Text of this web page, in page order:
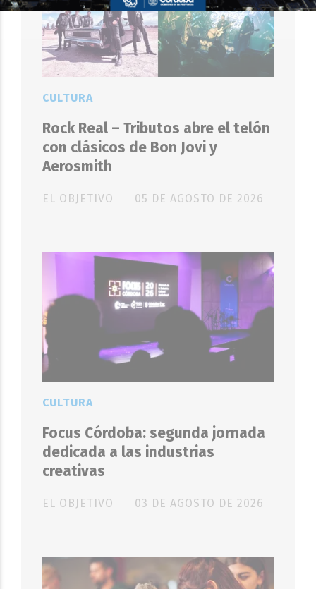
Rock Real – Tributos abre el telón
con clásicos de Bon Jovi y
Aerosmith
EL OBJETIVO
CULTURA
05 DE AGOSTO DE 2026
Focus Córdoba: segunda jornada
dedicada a las industrias
creativas
EL OBJETIVO
CULTURA
03 DE AGOSTO DE 2026